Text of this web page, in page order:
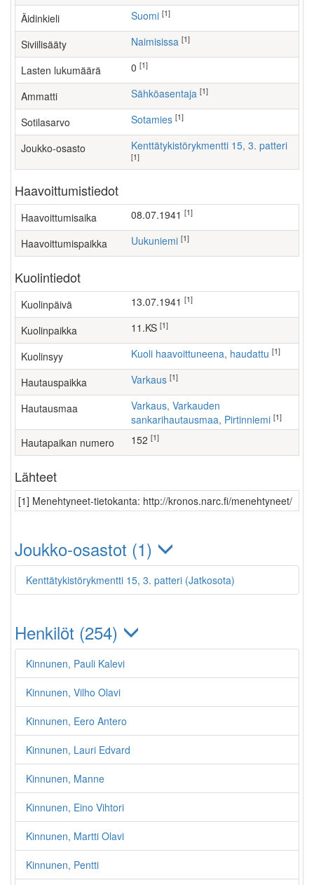
Äidinkieli Suomi [1]
Siviilisääty Naimisissa [1]
Lasten lukumäärä [1]
Ammatti sähköasentaja [1]
Sotilasarvo Sotamies [1]
Joukko-osasto Kenttätykistörykmentti 15, 3. patteri
[1]
Haavoittumistiedot
Haavoittumisaika 08.07.1941 [1]
Haavoittumispaikka Uukuniemi [1]
Kuolintiedot
Kuolinpäivä 13.07.1941 [1]
Kuolinpaikka 11.KS [1]
Kuolinsyy Kuoli haavoittuneena, haudattu [1]
Hautauspaikka Varkaus [1]
Hautausmaa
Varkaus, Varkauden
sankarihautausmaa, Pirtinniemi [1]
Hautapaikan numero 152 [1]
Lähteet
[1] Menehtyneet-tietokanta: http://kronos.narc.fi/menehtyneet/
Joukko-osastot (1)
Kenttätykistörykmentti 15, 3. patteri (Jatkosota)
Henkilöt (254)
Kinnunen, Pauli Kalevi
Kinnunen, Vilho Olavi
Kinnunen, Eero Antero
Kinnunen, Lauri Edvard
Kinnunen, Manne
Kinnunen, Eino Vihtori
Kinnunen, Martti Olavi
Kinnunen, Pentti